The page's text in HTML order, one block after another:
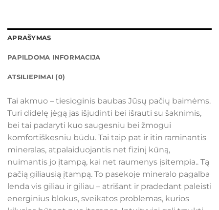
APRAŠYMAS
PAPILDOMA INFORMACIJA
ATSILIEPIMAI (0)
Tai akmuo – tiesioginis baubas Jūsų pačių baimėms.
Turi didelę jėgą jas išjudinti bei išrauti su šaknimis,
bei tai padaryti kuo saugesniu bei žmogui
komfortiškesniu būdu. Tai taip pat ir itin raminantis
mineralas, atpalaiduojantis net fizinį kūną,
nuimantis jo įtampą, kai net raumenys įsitempia.. Tą
pačią giliausią įtampą. To pasekoje mineralo pagalba
lenda vis giliau ir giliau – atrišant ir pradedant paleisti
energinius blokus, sveikatos problemas, kurios